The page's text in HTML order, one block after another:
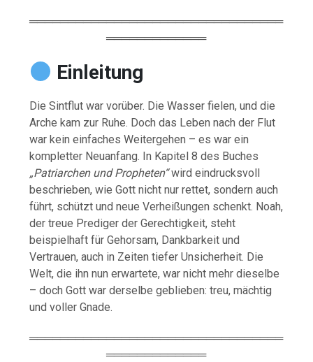
═════════════════════════════════
═════════════
Einleitung
Die Sintflut war vorüber. Die Wasser fielen, und die
Arche kam zur Ruhe. Doch das Leben nach der Flut
war kein einfaches Weitergehen – es war ein
kompletter Neuanfang. In Kapitel 8 des Buches
„Patriarchen und Propheten“wird eindrucksvoll
beschrieben, wie Gott nicht nur rettet, sondern auch
führt, schützt und neue Verheißungen schenkt. Noah,
der treue Prediger der Gerechtigkeit, steht
beispielhaft für Gehorsam, Dankbarkeit und
Vertrauen, auch in Zeiten tiefer Unsicherheit. Die
Welt, die ihn nun erwartete, war nicht mehr dieselbe
– doch Gott war derselbe geblieben: treu, mächtig
und voller Gnade.
═════════════════════════════════
═════════════